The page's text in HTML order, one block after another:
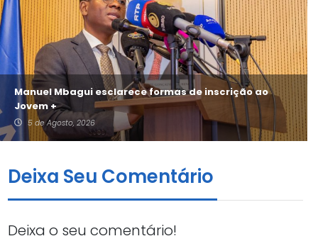
Manuel Mbagui esclarece formas de inscrição ao
Jovem +
5 de Agosto, 2026
Deixa Seu Comentário
Deixa o seu comentário!